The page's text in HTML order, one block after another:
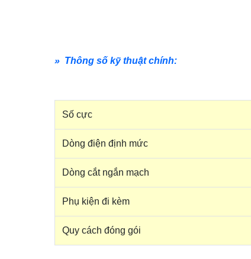
» Thông số kỹ thuật chính:
Số cực
Dòng điện định mức
Dòng cắt ngắn mạch
Phụ kiện đi kèm
Quy cách đóng gói